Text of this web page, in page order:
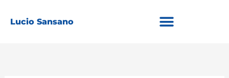
Inhalt
springen
Lucio Sansano